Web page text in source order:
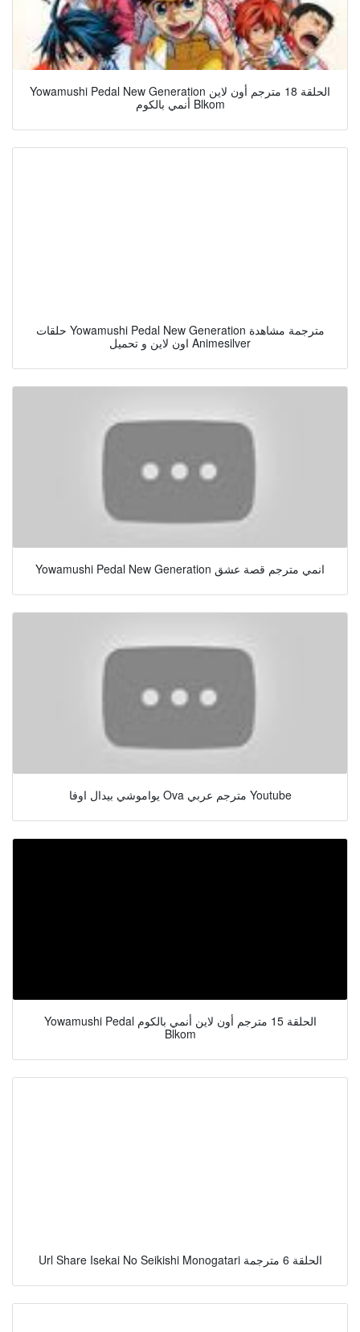
Yowamushi Pedal New Generation الحلقة 18 مترجم أون لاين
أنمي بالكوم Blkom
حلقات Yowamushi Pedal New Generation مترجمة مشاهدة
اون لاين و تحميل Animesilver
Yowamushi Pedal New Generation انمي مترجم قصة عشق
يواموشي بيدال اوفا Ova مترجم عربي Youtube
Yowamushi Pedal الحلقة 15 مترجم أون لاين أنمي بالكوم
Blkom
Url Share Isekai No Seikishi Monogatari الحلقة 6 مترجمة